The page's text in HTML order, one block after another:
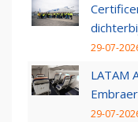
29-07-
LATAM
29-07-